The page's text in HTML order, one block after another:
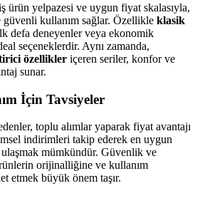
ürün yelpazesi ve uygun fiyat skalasıyla,
güvenli kullanım sağlar. Özellikle klasik
defa deneyenler veya ekonomik
seçeneklerdir. Aynı zamanda,
özellikler içeren seriler, konfor ve
sunar.
İçin Tavsiyeler
toplu alımlar yaparak fiyat avantajı
indirimleri takip ederek en uygun
mümkündür. Güvenlik ve
orijinalliğine ve kullanım
etmek büyük önem taşır.